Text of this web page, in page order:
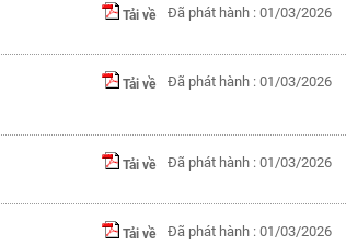
Tải về Đã phát hành : 01/03/2026
Tải về Đã phát hành : 01/03/2026
Tải về Đã phát hành : 01/03/2026
Tải về Đã phát hành : 01/03/2026